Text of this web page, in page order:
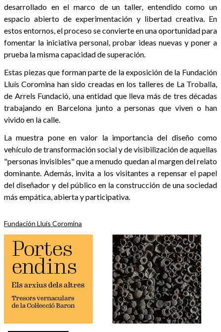
desarrollado en el marco de un taller, entendido como un
espacio abierto de experimentación y libertad creativa. En
estos entornos, el proceso se convierte en una oportunidad para
fomentar la iniciativa personal, probar ideas nuevas y poner a
prueba la misma capacidad de superación.
Estas piezas que forman parte de la exposición de la Fundación
Lluís Coromina han sido creadas en los talleres de La Troballa,
de Arrels Fundació, una entidad que lleva más de tres décadas
trabajando en Barcelona junto a personas que viven o han
vivido en la calle.
La muestra pone en valor la importancia del diseño como
vehículo de transformación social y de visibilización de aquellas
"personas invisibles" que a menudo quedan al margen del relato
dominante. Además, invita a los visitantes a repensar el papel
del diseñador y del público en la construcción de una sociedad
más empática, abierta y participativa.
Fundación Lluís Coromina